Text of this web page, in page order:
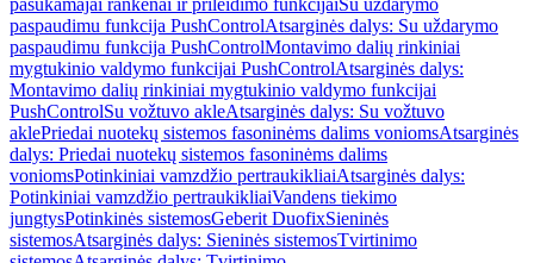
pasukamajai rankenai ir prileidimo funkcijaiSu uždarymo
paspaudimu funkcija PushControlAtsarginės dalys: Su uždarymo
paspaudimu funkcija PushControlMontavimo dalių rinkiniai
mygtukinio valdymo funkcijai PushControlAtsarginės dalys:
Montavimo dalių rinkiniai mygtukinio valdymo funkcijai
PushControlSu vožtuvo akleAtsarginės dalys: Su vožtuvo
aklePriedai nuotekų sistemos fasoninėms dalims voniomsAtsarginės
dalys: Priedai nuotekų sistemos fasoninėms dalims
voniomsPotinkiniai vamzdžio pertraukikliaiAtsarginės dalys:
Potinkiniai vamzdžio pertraukikliaiVandens tiekimo
jungtysPotinkinės sistemosGeberit DuofixSieninės
sistemosAtsarginės dalys: Sieninės sistemosTvirtinimo